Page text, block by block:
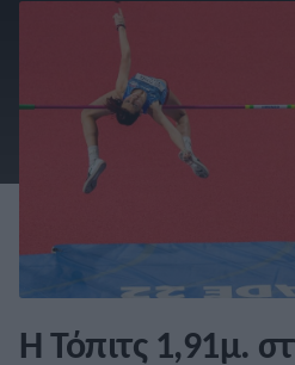
Η Τόπιτς 1,91μ.